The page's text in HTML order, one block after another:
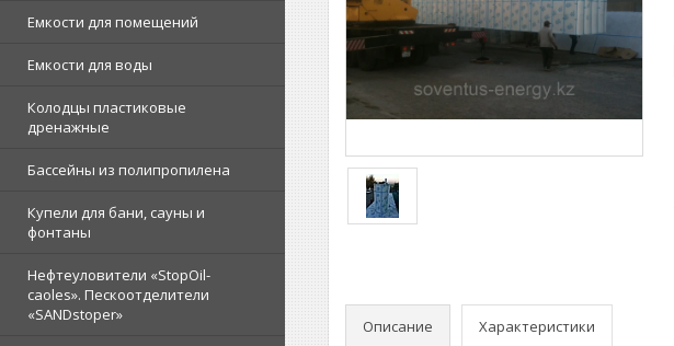
Емкости для помещений
Емкости для воды
Колодцы пластиковые
дренажные
Бассейны из полипропилена
Купели для бани, сауны и
фонтаны
Нефтеуловители «StopOil-
caoles». Пескоотделители
«SANDstoper»
Описание Характеристики